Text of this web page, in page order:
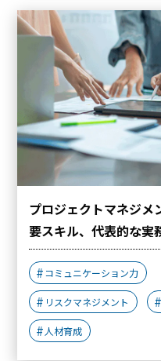
プロジェクトマネジメ
要スキル、代表的な実
コミュニケーション力
リスクマネジメント
人材育成